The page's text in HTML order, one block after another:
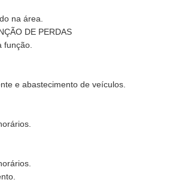
na área.
DE PERDAS
função.
e abastecimento de veículos.